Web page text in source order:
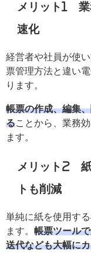
メリット1 業
速化
経営者や社員が使
票管理方法と違い
ります。
帳票の作成、編集
る ことから、業務
ます。
メリット2 紙
トも削減
単純に紙を使用す
ます。 帳票ツール
送代なども大幅に